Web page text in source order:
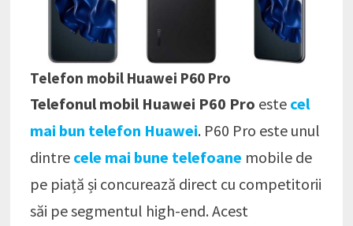
Telefon mobil Huawei P60 Pro
Telefonul mobil Huawei P60 Pro este cel
mai bun telefon Huawei. P60 Pro este unul
dintre cele mai bune telefoane mobile de
pe piață și concurează direct cu competitorii
săi pe segmentul high-end. Acest